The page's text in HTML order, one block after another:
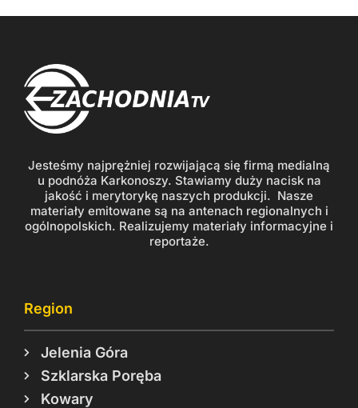
Jesteśmy najprężniej rozwijającą się firmą medialną
u podnóża Karkonoszy. Stawiamy duży nacisk na
jakość i merytorykę naszych produkcji. Nasze
materiały emitowane są na antenach regionalnych i
ogólnopolskich. Realizujemy materiały informacyjne i
reportaże.
Region
Jelenia Góra
Szklarska Poręba
Kowary